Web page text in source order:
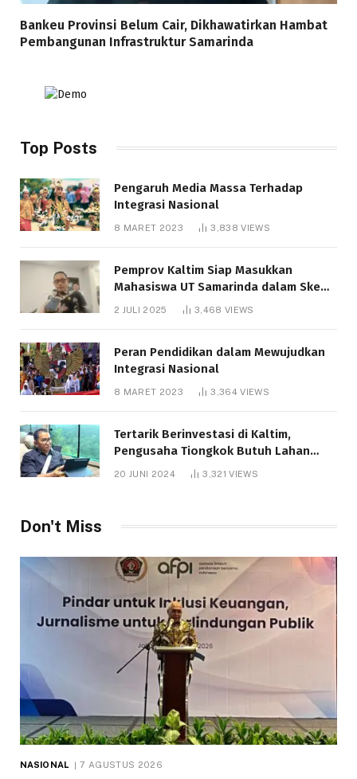
Bankeu Provinsi Belum Cair, Dikhawatirkan Hambat
Pembangunan Infrastruktur Samarinda
Top Posts
Pengaruh Media Massa Terhadap
Integrasi Nasional
8 MARET 2023 3,838VIEWS
Pemprov Kaltim Siap Masukkan
Mahasiswa UT Samarinda dalam Skema
Bantuan Pendidikan Gratispol
2 JULI 2025 3,468 VIEWS
Peran Pendidikan dalam Mewujudkan
Integrasi Nasional
8 MARET 2023 3,364VIEWS
Tertarik Berinvestasi di Kaltim,
Pengusaha Tiongkok Butuh Lahan
20 JUNI 2024 3,321VIEWS
Don't Miss
NASIONAL 7 AGUSTUS 2026